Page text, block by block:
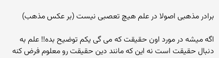
برادر مذهبی اصولا در علم هیچ تعصبی نیست (بر عکس مذهب)
اگه میشه در مورد اون حقیقت که می گی یکم توضیح بده!! علم به
دنبال حقیقت است نه این که مانند دین حقیقت رو معلوم فرض کنه